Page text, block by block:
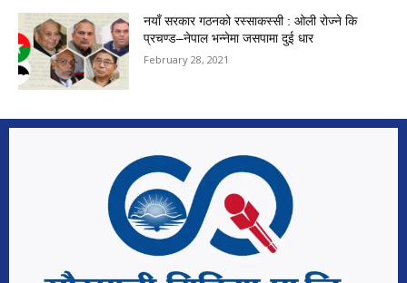
नयाँ सरकार गठनको रस्साकस्सी : ओली रोज्ने कि
प्रचण्ड–नेपाल भन्नेमा जसपामा दुई धार
February 28, 2021